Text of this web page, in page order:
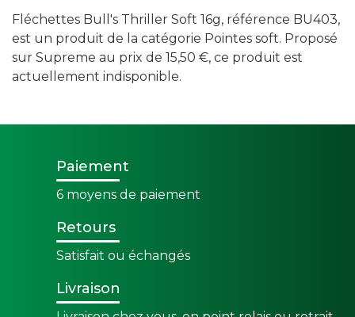
Fléchettes Bull's Thriller Soft 16g, référence BU403,
est un produit de la catégorie Pointes soft. Proposé
sur Supreme au prix de 15,50 €, ce produit est
actuellement indisponible.
Paiement
6 moyens de paiement
Retours
Satisfait ou échangés
Livraison